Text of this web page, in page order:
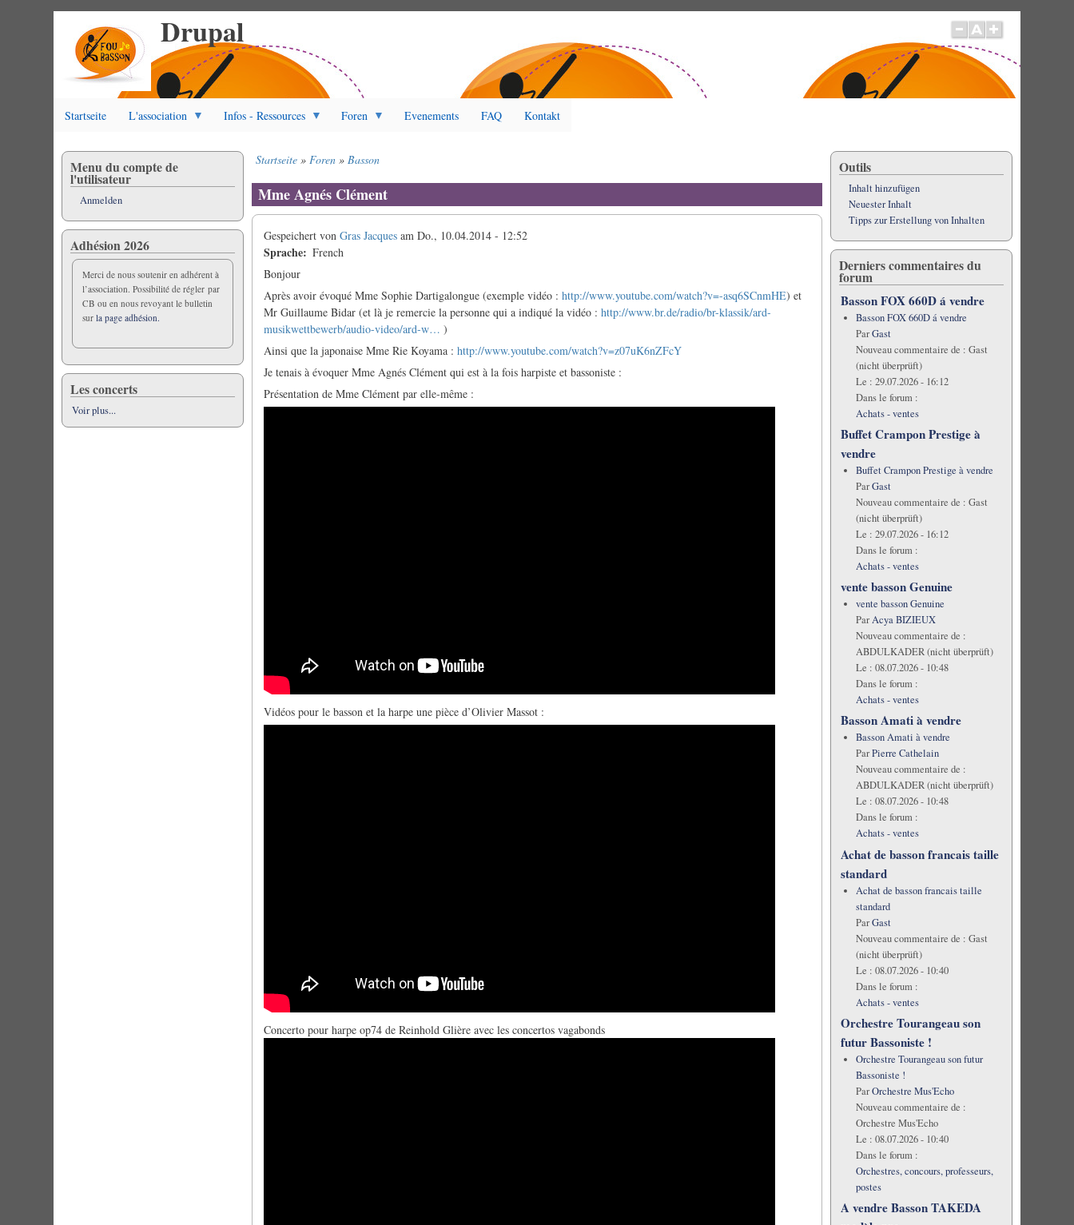
Drupal
Startseite L'association Infos - Ressources Foren Evenements FAQ Kontakt
Startseite Foren Basson
Mme Agnés Clément
Gespeichert vonGras Jacques amDo., 10.04.2014 - 12:52
Sprache
French
Bonjour
Après avoir évoqué Mme Sophie Dartigalongue (exemple vidéo :http://www.youtube.com/watch?v=-asq6SCnmHE) et
Mr Guillaume Bidar (et là je remercie la personne qui a indiqué la vidéo :http://www.br.de/radio/br-klassik/ard-
musikwettbewerb/audio-video/ard-w… )
Ainsi que la japonaise Mme Rie Koyama :http://www.youtube.com/watch?v=z07uK6nZFcY
Je tenais à évoquer Mme Agnés Clément qui est à la fois harpiste et bassoniste :
Présentation de Mme Clément par elle-même :
Vidéos pour le basson et la harpe une pièce d’Olivier Massot :
Concerto pour harpe op74 de Reinhold Glière avec les concertos vagabonds
Menu du compte de
l'utilisateur
Anmelden
Adhésion 2026
Merci de nous soutenir en adhérent à
l’association. Possibilité de régler par
CB ou en nous revoyant le bulletin
surla page adhésion.
Les concerts
Voir plus...
Outils
Inhalt hinzufügen
Neuester Inhalt
Tipps zur Erstellung von Inhalten
Derniers commentaires du
forum
Basson FOX 660D á vendre
Basson FOX 660D á vendre
ParGast
Nouveau commentaire de : Gast
(nicht überprüft)
Le : 29.07.2026 - 16:12
Dans le forum :
Achats - ventes
Buffet Crampon Prestige à
vendre
Buffet Crampon Prestige à vendre
ParGast
Nouveau commentaire de : Gast
(nicht überprüft)
Le : 29.07.2026 - 16:12
Dans le forum :
Achats - ventes
vente basson Genuine
vente basson Genuine
ParAcya BIZIEUX
Nouveau commentaire de :
ABDULKADER (nicht überprüft)
Le : 08.07.2026 - 10:48
Dans le forum :
Achats - ventes
Basson Amati à vendre
Basson Amati à vendre
ParPierre Cathelain
Nouveau commentaire de :
ABDULKADER (nicht überprüft)
Le : 08.07.2026 - 10:48
Dans le forum :
Achats - ventes
Achat de basson francais taille
standard
Achat de basson francais taille
standard
ParGast
Nouveau commentaire de : Gast
(nicht überprüft)
Le : 08.07.2026 - 10:40
Dans le forum :
Achats - ventes
Orchestre Tourangeau son
futur Bassoniste !
Orchestre Tourangeau son futur
Bassoniste !
ParOrchestre Mus'Echo
Nouveau commentaire de :
Orchestre Mus'Echo
Le : 08.07.2026 - 10:40
Dans le forum :
Orchestres, concours, professeurs,
postes
A vendre Basson TAKEDA